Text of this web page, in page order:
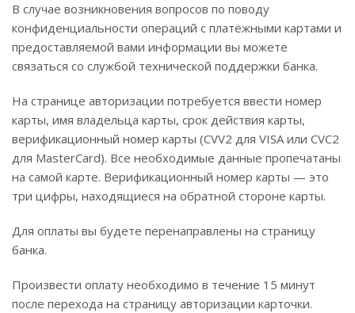
В случае возникновения вопросов по поводу
конфиденциальности операций с платёжными картами и
предоставляемой вами информации вы можете
связаться со службой технической поддержки банка.
На странице авторизации потребуется ввести номер
карты, имя владельца карты, срок действия карты,
верификационный номер карты (CVV2 для VISA или CVC2
для MasterCard). Все необходимые данные пропечатаны
на самой карте. Верификационный номер карты — это
три цифры, находящиеся на обратной стороне карты.
Для оплаты вы будете перенаправлены на страницу
банка.
Произвести оплату необходимо в течение 15 минут
после перехода на страницу авторизации карточки.